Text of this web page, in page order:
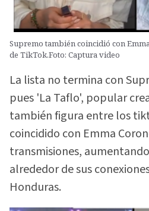
Supremo también coincidió con
de TikTok.Foto: Captura video
La lista no termina con
pues 'La Taflo', popular
también figura entre los
coincidido con Emma
transmisiones,
alrededor de sus
Honduras.